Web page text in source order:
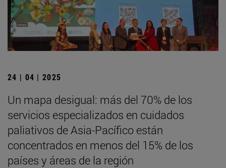
24 | 04 | 2025
Un mapa desigual: más del 70% de los
servicios especializados en cuidados
paliativos de Asia-Pacífico están
concentrados en menos del 15% de los
países y áreas de la región